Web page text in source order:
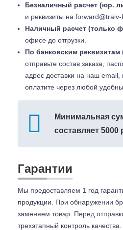
Безналичный расчет (юр.
и реквизиты на
Наличный расчет (только
офисе до отгрузки.
По банковским
отправьте состав заказа,
адрес доставки на наш email,
оплатите через любой
Минимальная
составляет 5000
Гарантии
Мы предоставляем 1 год
продукции. При обнаружении
заменяем товар. Перед
трехэтапный контроль